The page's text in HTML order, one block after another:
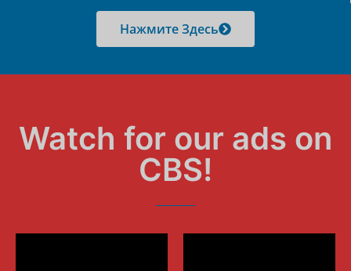
Нажмите Здесь
Watch for our ads on
CBS!